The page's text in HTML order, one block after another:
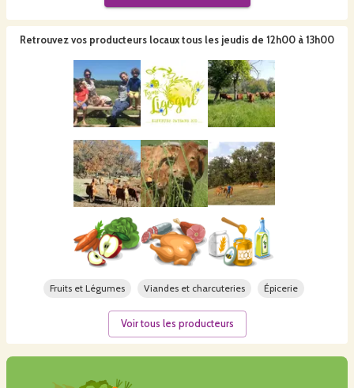
Retrouvez vos producteurs locaux tous les jeudis de 12h00 à 13h00
Fruits et Légumes Viandes et charcuteries Épicerie
Voir tous les producteurs